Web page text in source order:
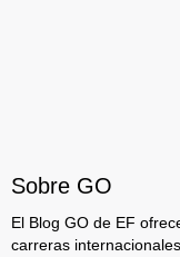
Sobre GO
El Blog GO de EF
carreras